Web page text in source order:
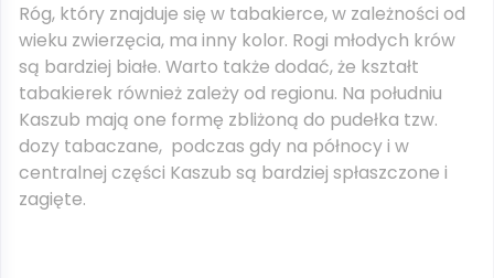
Róg, który znajduje się w tabakierce, w zależności od
wieku zwierzęcia, ma inny kolor. Rogi młodych krów
są bardziej białe. Warto także dodać, że kształt
tabakierek również zależy od regionu. Na południu
Kaszub mają one formę zbliżoną do pudełka tzw.
dozy tabaczane, podczas gdy na północy i w
centralnej części Kaszub są bardziej spłaszczone i
zagięte.